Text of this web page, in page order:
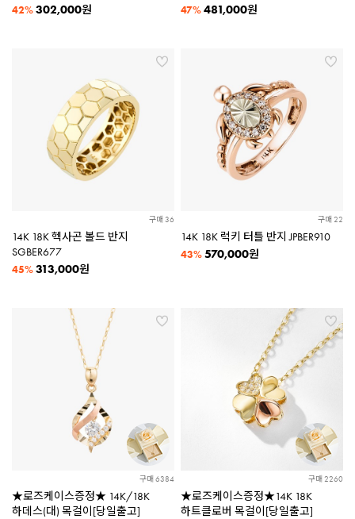
42% 302,000원 47% 481,000원
구매 36
14K 18K 헥사곤 볼드 반지
SGBER677
45% 313,000원
구매 22
14K 18K 럭키 터틀 반지 JPBER910
43% 570,000원
구매 6384
★로즈케이스증정★ 14K/18K
하데스(대) 목걸이[당일출고]
구매 2260
★로즈케이스증정★14K 18K
하트클로버 목걸이[당일출고]